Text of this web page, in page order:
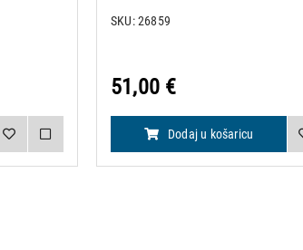
SKU: 26859
51,00 €
Dodaj u košaricu